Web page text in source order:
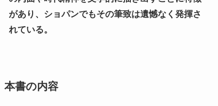
があり、ショパンでもその筆致は遺憾なく発揮さ
れている。
本書の内容